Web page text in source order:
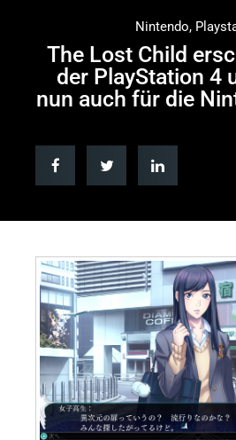
Nintendo,
The Lost Child
der PlayStation 4
nun auch für die